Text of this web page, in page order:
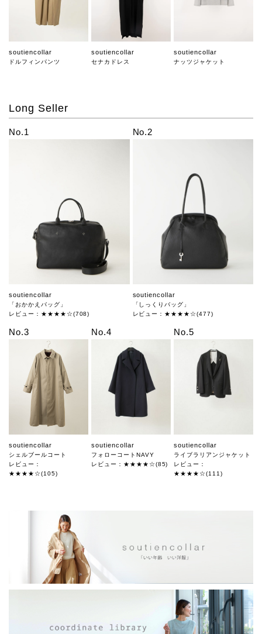
soutiencollar
ドルフィンパンツ
soutiencollar
セナカドレス
soutiencollar
ナッツジャケット
Long Seller
No.1
soutiencollar
「おかかえバッグ」
レビュー：★★★★☆(708)
No.2
soutiencollar
「しっくりバッグ」
レビュー：★★★★☆(477)
No.3
soutiencollar
シェルブールコート
レビュー：
★★★★☆(105)
No.4
soutiencollar
フォローコートNAVY
レビュー：★★★★☆(85)
No.5
soutiencollar
ライブラリアンジャケット
レビュー：
★★★★☆(111)